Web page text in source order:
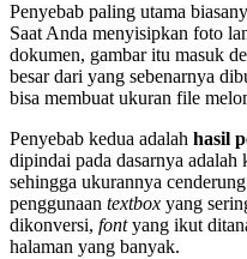
Penyebab paling utama
Saat Anda menyisipkan foto
dokumen, gambar itu masuk
besar dari yang sebenarnya
bisa membuat ukuran file
Penyebab kedua adalah hasil
dipindai pada dasarnya adalah
sehingga ukurannya
penggunaan textbox yang
dikonversi, fontyang ikut
halaman yang banyak.